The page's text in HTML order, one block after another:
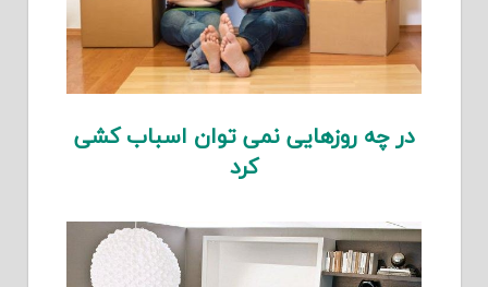
در چه روزهایی نمی توان اسباب کشی
کرد